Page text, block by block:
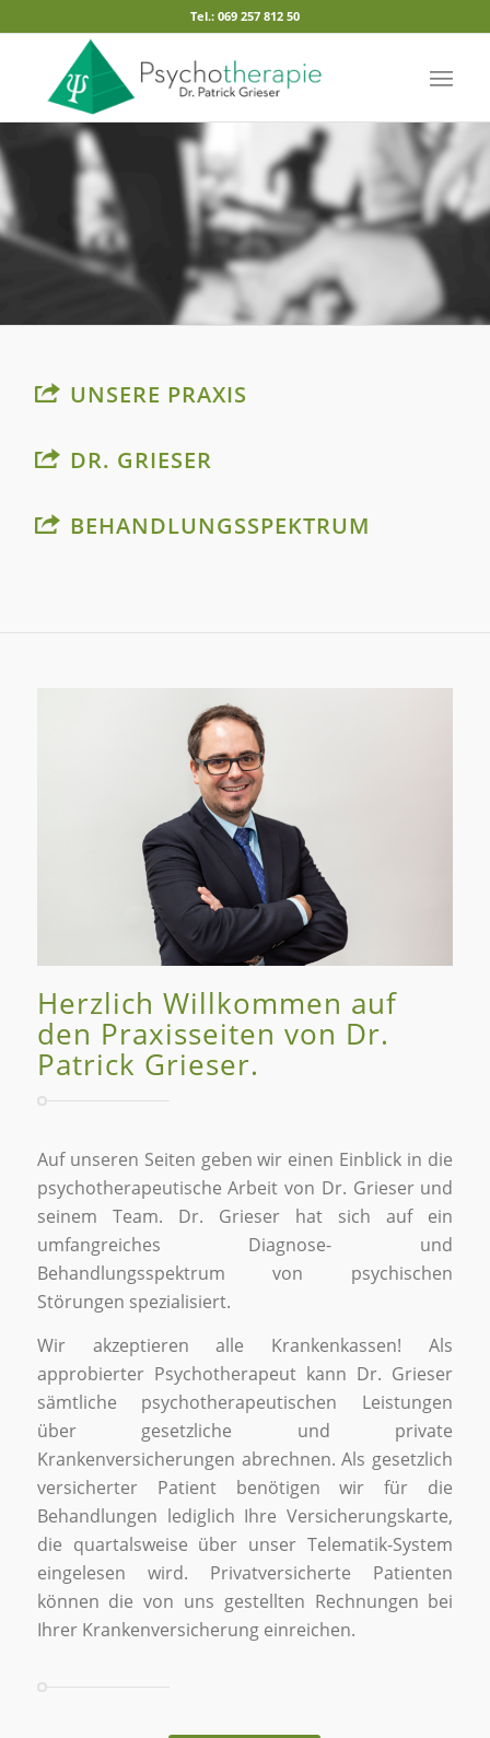
Tel.: 069 257 812 50
UNSERE PRAXIS
DR. GRIESER
BEHANDLUNGSSPEKTRUM
Herzlich Willkommen auf
den Praxisseiten von Dr.
Patrick Grieser.
Auf unseren Seiten geben wir einen Einblick in die
psychotherapeutische Arbeit von Dr. Grieser und
seinem Team. Dr. Grieser hat sich auf ein
umfangreiches Diagnose- und
Behandlungsspektrum von psychischen
Störungen spezialisiert.
Wir akzeptieren alle Krankenkassen! Als
approbierter Psychotherapeut kann Dr. Grieser
sämtliche psychotherapeutischen Leistungen
über gesetzliche und private
Krankenversicherungen abrechnen. Als gesetzlich
versicherter Patient benötigen wir für die
Behandlungen lediglich Ihre Versicherungskarte,
die quartalsweise über unser Telematik-System
eingelesen wird. Privatversicherte Patienten
können die von uns gestellten Rechnungen bei
Ihrer Krankenversicherung einreichen.